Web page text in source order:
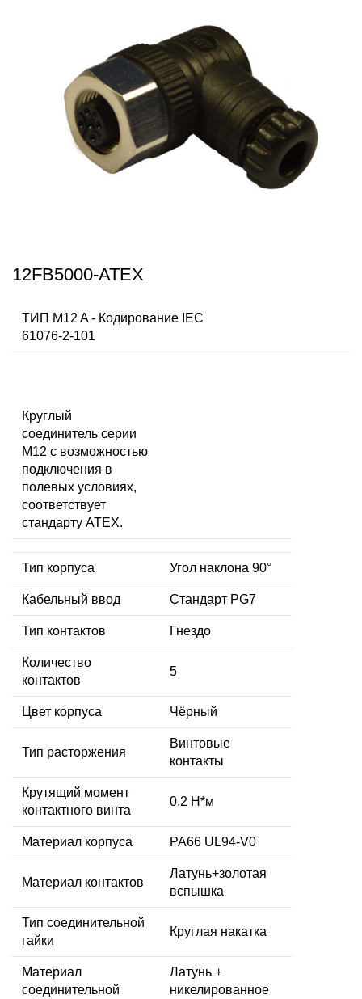
12FB5000-ATEX
ТИП M12 A - Кодирование IEC
61076-2-101
Круглый
соединитель серии
M12 с возможностью
подключения в
полевых условиях,
соответствует
стандарту ATEX.
Тип корпуса Угол наклона 90°
Кабельный ввод Стандарт PG7
Тип контактов Гнездо
Количество
контактов
5
Цвет корпуса Чёрный
Тип расторжения
Винтовые
контакты
Крутящий момент
контактного винта
0,2 Н*м
Материал корпуса PA66 UL94-V0
Материал контактов
Латунь+золотая
вспышка
Тип соединительной
гайки
Круглая накатка
Материал
соединительной
Латунь +
никелированное